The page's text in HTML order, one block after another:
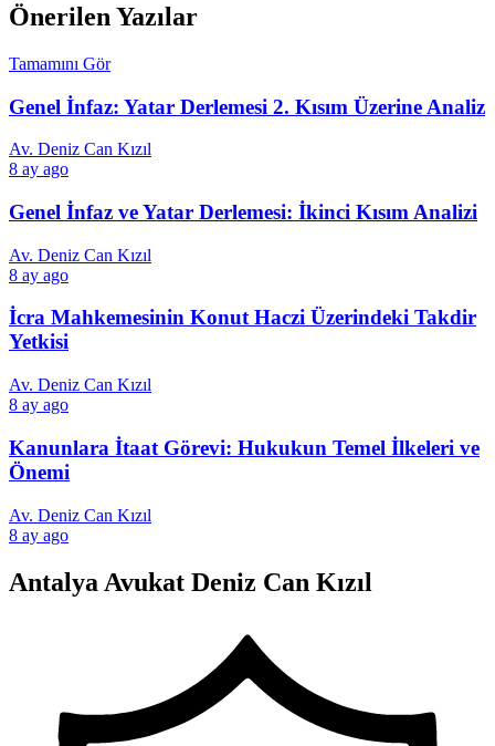
Önerilen Yazılar
Tamamını Gör
Genel İnfaz: Yatar Derlemesi 2. Kısım Üzerine Analiz
Av. Deniz Can Kızıl
8 ay ago
Genel İnfaz ve Yatar Derlemesi: İkinci Kısım Analizi
Av. Deniz Can Kızıl
8 ay ago
İcra Mahkemesinin Konut Haczi Üzerindeki Takdir
Yetkisi
Av. Deniz Can Kızıl
8 ay ago
Kanunlara İtaat Görevi: Hukukun Temel İlkeleri ve
Önemi
Av. Deniz Can Kızıl
8 ay ago
Antalya Avukat Deniz Can Kızıl